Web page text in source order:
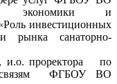
экономики и
инвестиционных
рынка санаторно-
и.о. проректора по
связям ФГБОУ ВО